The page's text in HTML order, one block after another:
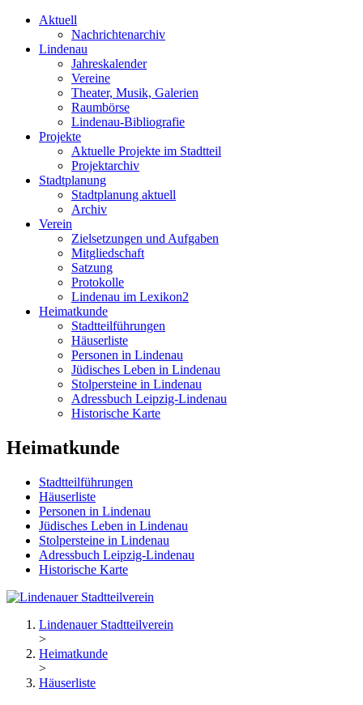
Aktuell
Nachrichtenarchiv
Lindenau
Jahreskalender
Vereine
Theater, Musik, Galerien
Raumbörse
Lindenau-Bibliografie
Projekte
Aktuelle Projekte im Stadtteil
Projektarchiv
Stadtplanung
Stadtplanung aktuell
Archiv
Verein
Zielsetzungen und Aufgaben
Mitgliedschaft
Satzung
Protokolle
Lindenau im Lexikon2
Heimatkunde
Stadtteilführungen
Häuserliste
Personen in Lindenau
Jüdisches Leben in Lindenau
Stolpersteine in Lindenau
Adressbuch Leipzig-Lindenau
Historische Karte
Heimatkunde
Stadtteilführungen
Häuserliste
Personen in Lindenau
Jüdisches Leben in Lindenau
Stolpersteine in Lindenau
Adressbuch Leipzig-Lindenau
Historische Karte
Lindenauer Stadtteilverein
>
Heimatkunde
>
Häuserliste